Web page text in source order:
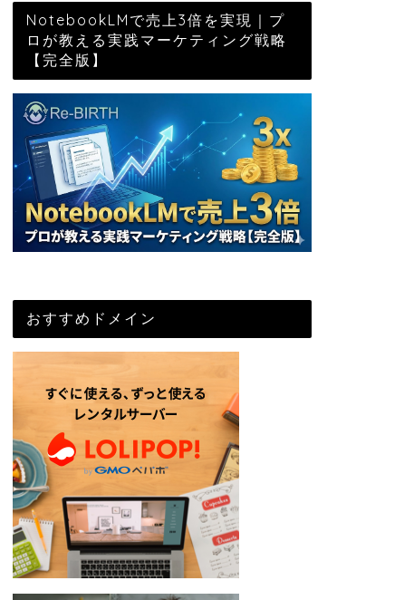
NotebookLMで売上3倍を実現｜プ
ロが教える実践マーケティング戦略
【完全版】
おすすめドメイン